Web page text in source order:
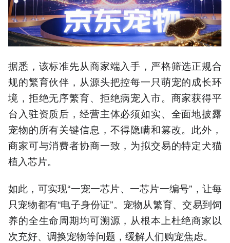
据悉，该标准先从商家端入手，严格筛选正规合
规的繁育伙伴，从源头把控每一只萌宠的成长环
境，拒绝无序繁育、拒绝病宠入市。商家获得平
台入驻资质后，经营主体必须如实、全面地披露
宠物的所有关键信息，不得隐瞒和篡改。此外，
商家可与消费者协商一致，为拟交易的特定犬猫
植入芯片。
如此，可实现“一宠一芯片、一芯片一编号”，让每
只宠物都有“电子身份证”。宠物从繁育、交易到饲
养的全生命周期均可溯源，从根本上杜绝商家以
次充好、调换宠物等问题，缓解人们购宠焦虑。